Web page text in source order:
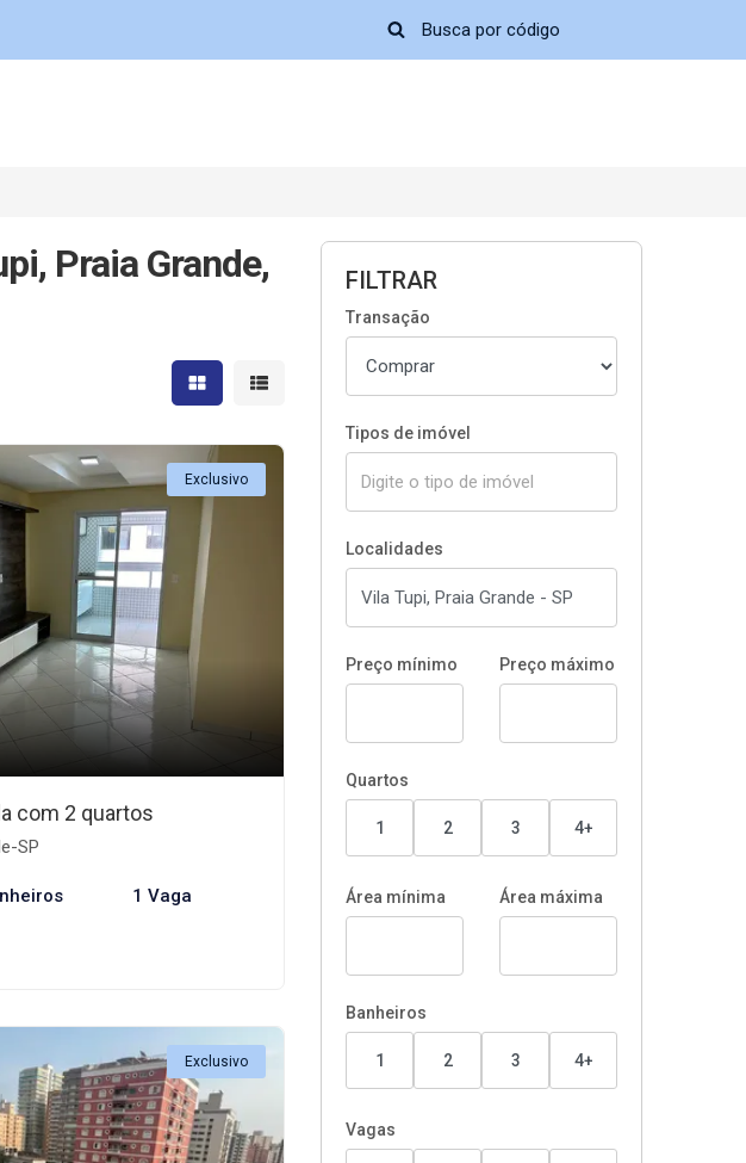
Praia Grande,
Mostrar resultados em grade
Mostrar resultados em lista
Exclusivo
com 2 quartos
SP
1 Vaga
Exclusivo
FILTRAR
Transação
Tipos de imóvel
Localidades
Preço mínimo Preço máximo
Quartos
1 2 3 4+
Área mínima Área máxima
Banheiros
1 2 3 4+
Vagas